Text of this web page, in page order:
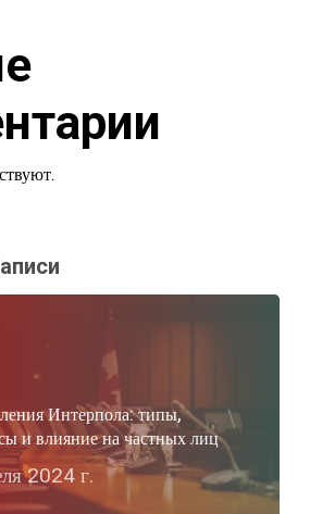
Интерпола: типы,
и влияние на частных лиц
2024 г.